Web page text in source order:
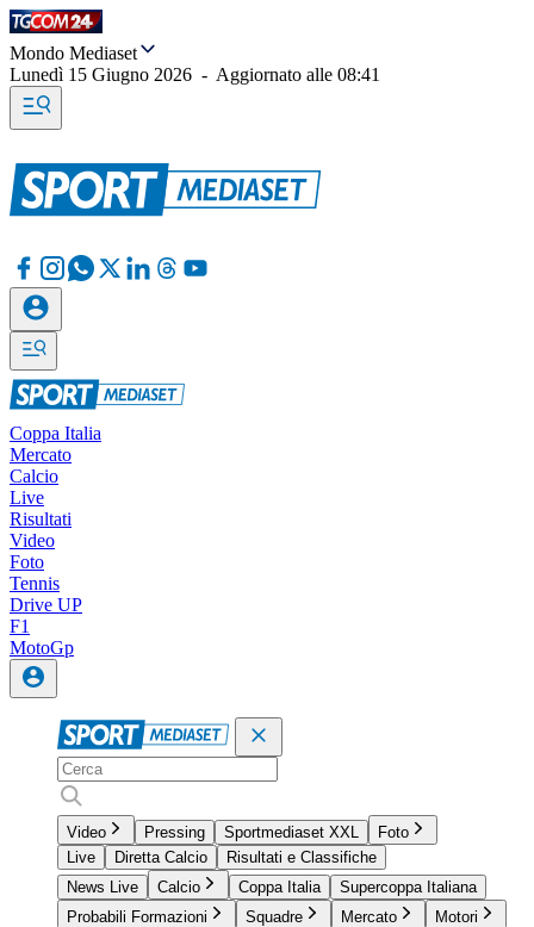
Mondo Mediaset
Lunedì 15 Giugno 2026 - Aggiornato alle 08:41
Coppa Italia
Mercato
Calcio
Live
Risultati
Video
Foto
Tennis
Drive UP
F1
MotoGp
Video Pressing Sportmediaset XXL
Foto
Live
Diretta Calcio
Risultati e Classifiche
News Live
Calcio Coppa Italia
Supercoppa Italiana
Probabili Formazioni
Squadre Mercato
Motori